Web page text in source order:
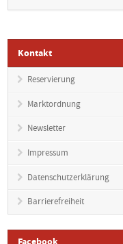
Kontakt
Reservierung
Marktordnung
Newsletter
Impressum
Datenschutzerklärung
Barrierefreiheit
Facebook